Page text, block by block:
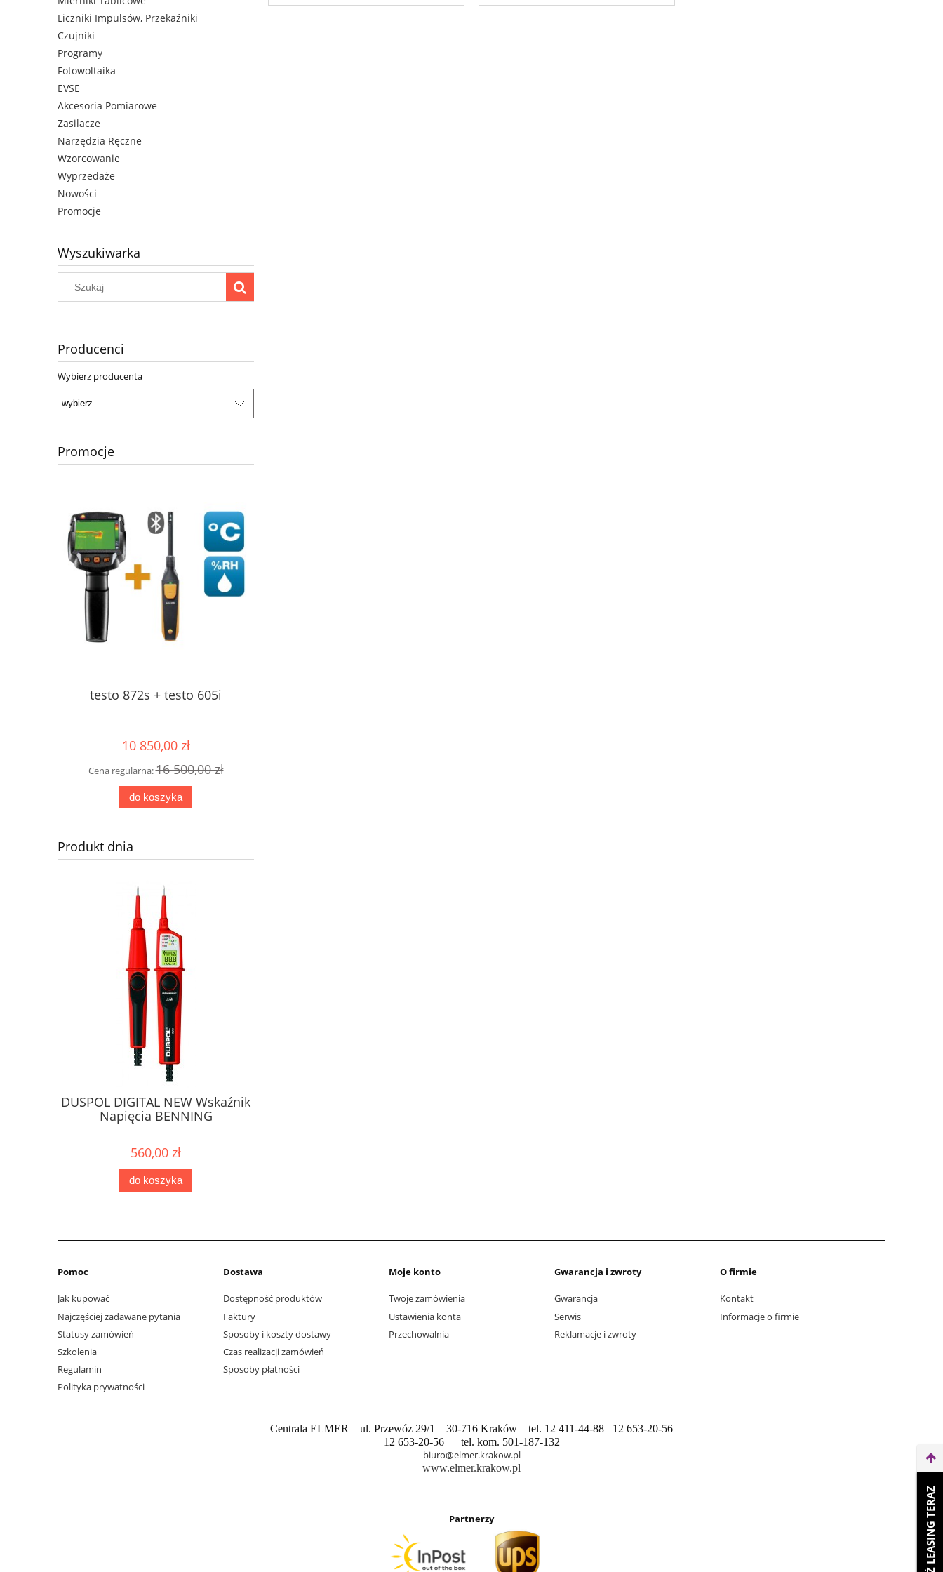
Liczniki Impulsów, Przekaźniki
Czujniki
Programy
Fotowoltaika
EVSE
Akcesoria Pomiarowe
Zasilacze
Narzędzia Ręczne
Wzorcowanie
Wyprzedaże
Nowości
Promocje
Wyszukiwarka
Producenci
Wybierz producenta
Promocje
testo 872s + testo 605i
10 850,00 zł
Cena regularna:16 500,00 zł
do koszyka
Produkt dnia
DUSPOL DIGITAL NEW Wskaźnik
Napięcia BENNING
560,00 zł
do koszyka
Pomoc
Jak kupować
Najczęściej zadawane pytania
Statusy zamówień
Szkolenia
Regulamin
Polityka prywatności
Dostawa
Dostępność produktów
Faktury
Sposoby i koszty dostawy
Czas realizacji zamówień
Sposoby płatności
Moje konto
Twoje zamówienia
Ustawienia konta
Przechowalnia
Gwarancja i zwroty
Gwarancja
Serwis
Reklamacje i zwroty
O firmie
Kontakt
Informacje o firmie
Centrala ELMER ul. Przewóz 29/1 30-716 Kraków tel. 12 411-44-88 12 653-20-56
12 653-20-56 tel. kom. 501-187-132
biuro@elmer.krakow.pl
www.elmer.krakow.pl
Partnerzy WEŹ LEASING TERAZ